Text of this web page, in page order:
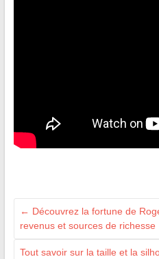
← Découvrez la fortune de
revenus et sources de richesse
Tout savoir sur la taille et la